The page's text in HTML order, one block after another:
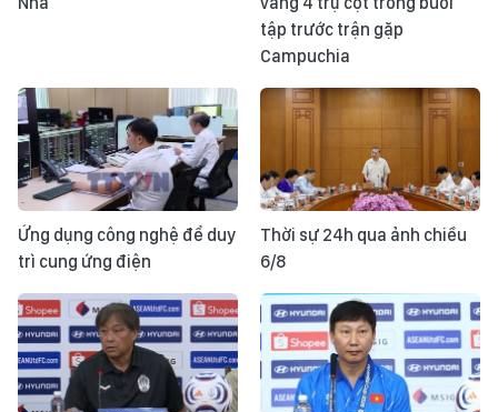
tập trước trận gặp
Campuchia
Ứng dụng công nghệ để duy
trì cung ứng điện
Thời sự 24h qua ảnh chiều
6/8